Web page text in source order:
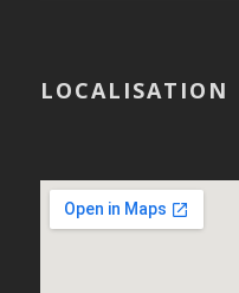
LOCALISATION